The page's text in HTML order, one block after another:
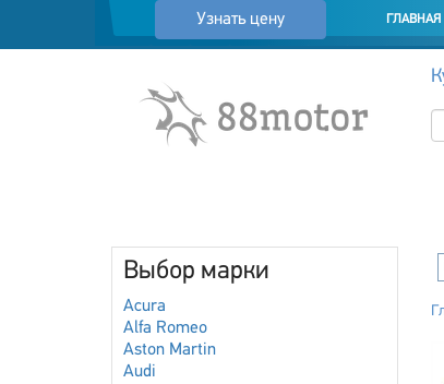
Узнать цену ГЛАВНАЯ
Выбор марки
Acura
Alfa Romeo
Aston Martin
Audi